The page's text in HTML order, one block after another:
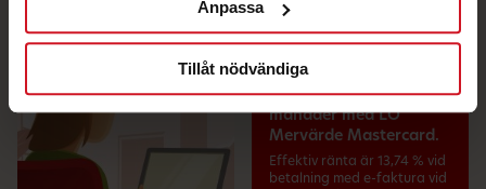
Anpassa
Tillåt nödvändiga
Drulleförsäkring i 6
månader med LO
Mervärde Mastercard.
Effektiv ränta är 13,74 % vid
betalning med e-faktura vid